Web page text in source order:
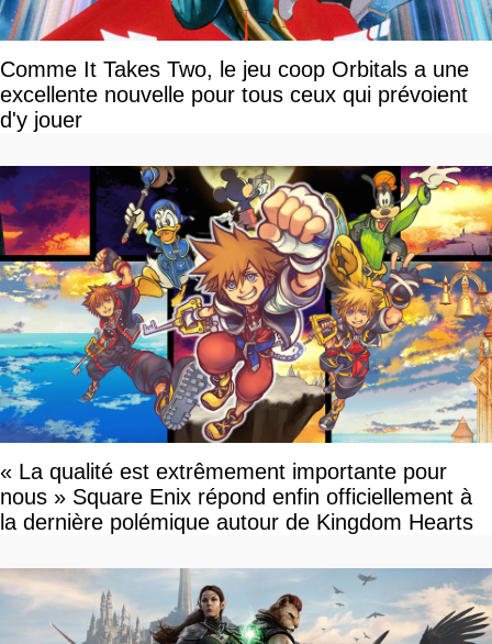
Comme It Takes Two, le jeu coop Orbitals a une
excellente nouvelle pour tous ceux qui prévoient
d'y jouer
« La qualité est extrêmement importante pour
nous » Square Enix répond enfin officiellement à
la dernière polémique autour de Kingdom Hearts